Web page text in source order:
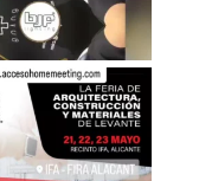
en el LHM26, consigue
tu entrada ...
3 0